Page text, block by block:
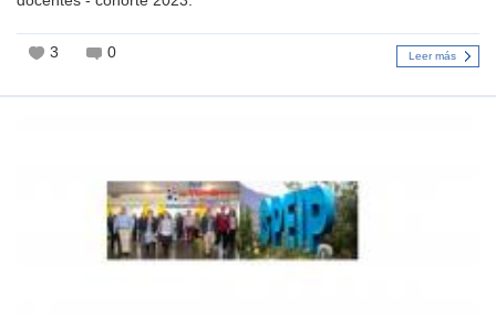
3 0 Leer más